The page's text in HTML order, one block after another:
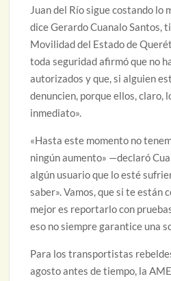
Juan del Río sigue costando lo
dice Gerardo Cuanalo Santos,
Movilidad del Estado de
toda seguridad afirmó que no
autorizados y que, si alguien
denuncien, porque ellos, claro,
inmediato».
«Hasta este momento no
ningún aumento» —declaró
algún usuario que lo esté
saber». Vamos, que si te están
mejor es reportarlo con
eso no siempre garantice una
Para los transportistas
agosto antes de tiempo, la